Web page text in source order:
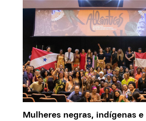
Mulheres negras, indígenas e